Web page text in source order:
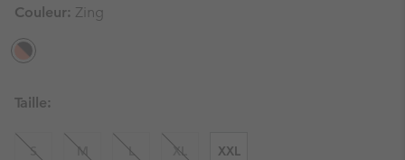
Couleur: Zing
Taille:
S M L XL XXL